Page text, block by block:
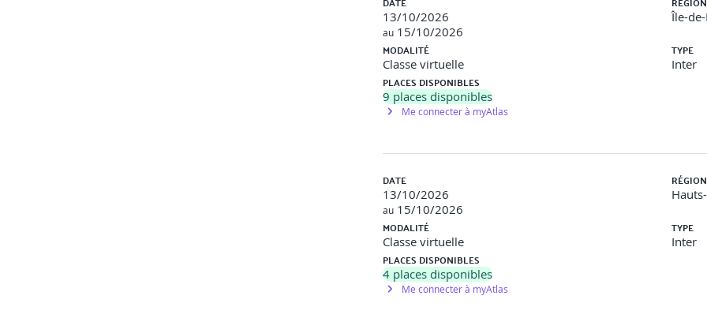
Le formateur évalue la progression pédagogique du participant tout au long de la formation au moyen de QCM,
participant complète également un test de positionnement en amont et en aval pour valider les compétences
1 - JavaScript, apprendre les bases du langage - Contenu digital learning pré-formation
13/10/2026
au 15/10/2026
Île-
MODALITÉ
Classe virtuelle
TYPE
Inter
PLACES DISPONIBLES
9 places disponibles
Me connecter à myAtlas
DATE
13/10/2026
au 15/10/2026
MODALITÉ
Classe virtuelle
TYPE
Inter
PLACES DISPONIBLES
4 places disponibles
Me connecter à myAtlas